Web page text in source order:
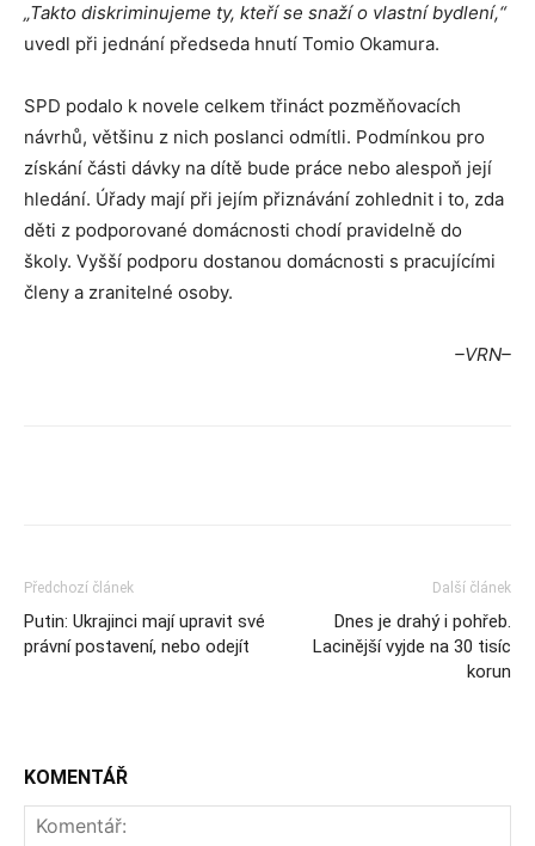
„Takto diskriminujeme ty, kteří se snaží o vlastní bydlení,“
uvedl při jednání předseda hnutí Tomio Okamura.
SPD podalo k novele celkem třináct pozměňovacích
návrhů, většinu z nich poslanci odmítli. Podmínkou pro
získání části dávky na dítě bude práce nebo alespoň její
hledání. Úřady mají při jejím přiznávání zohlednit i to, zda
děti z podporované domácnosti chodí pravidelně do
školy. Vyšší podporu dostanou domácnosti s pracujícími
členy a zranitelné osoby.
–VRN–
Předchozí článek
Putin: Ukrajinci mají upravit své
právní postavení, nebo odejít
Další článek
Dnes je drahý i pohřeb.
Lacinější vyjde na 30 tisíc
korun
KOMENTÁŘ